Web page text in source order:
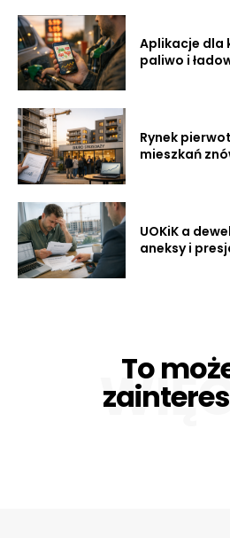
Aplikacje dla
paliwo i
Rynek
mieszkań
UOKiK a
aneksy i
To